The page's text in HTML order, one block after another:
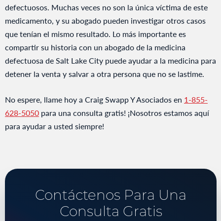
defectuosos. Muchas veces no son la única víctima de este
medicamento, y su abogado pueden investigar otros casos
que tenían el mismo resultado. Lo más importante es
compartir su historia con un abogado de la medicina
defectuosa de Salt Lake City puede ayudar a la medicina para
detener la venta y salvar a otra persona que no se lastime.
No espere, llame hoy a Craig Swapp Y Asociados en 1-855-
628-5050 para una consulta gratis! ¡Nosotros estamos aquí
para ayudar a usted siempre!
Contáctenos Para Una
Consulta Gratis